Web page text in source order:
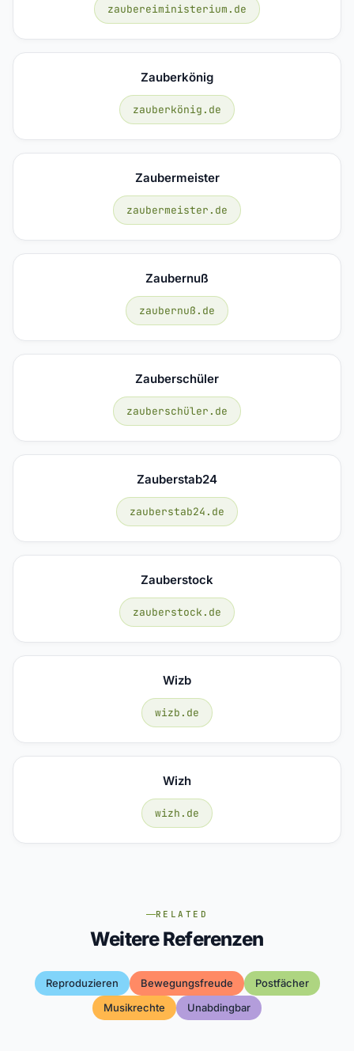
zaubereiministerium.de
Zauberkönig
zauberkönig.de
Zaubermeister
zaubermeister.de
Zaubernuß
zaubernuß.de
Zauberschüler
zauberschüler.de
Zauberstab24
zauberstab24.de
Zauberstock
zauberstock.de
Wizb
wizb.de
Wizh
wizh.de
RELATED
Weitere Referenzen
Reproduzieren Bewegungsfreude
Postfächer
Musikrechte
Unabdingbar